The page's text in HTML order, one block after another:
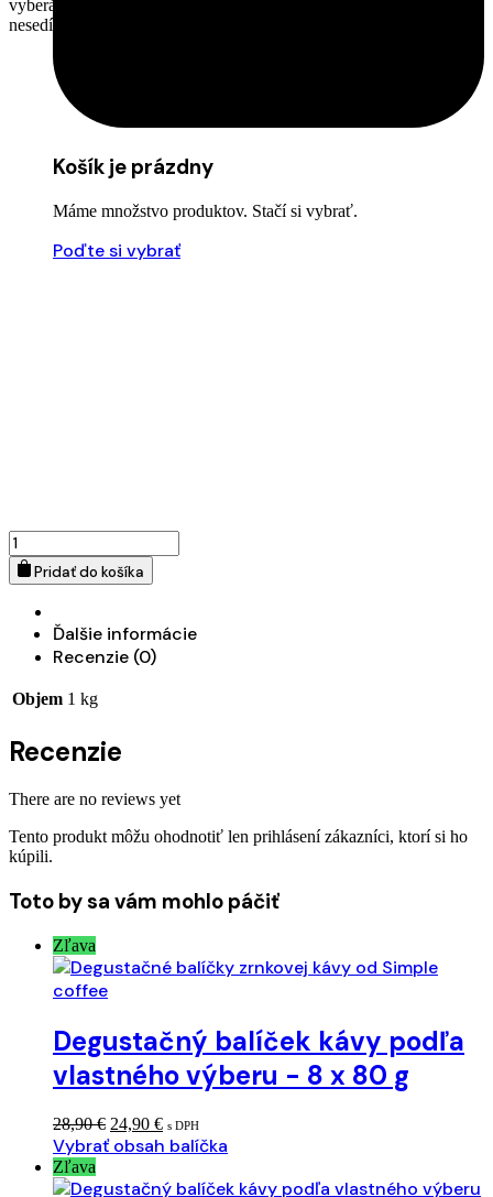
Košík je prázdny
Máme množstvo produktov. Stačí si vybrať.
Poďte si vybrať
vyberáte sami, takže v balíčku nemusí skončiť chuť, ktorá vám
nesedí.
množstvo
Degustačný
balíček
podľa
vlastného
výberu
4
250
g
Pridať do košíka
Ďalšie informácie
Recenzie (0)
Objem 1 kg
Recenzie
There are no reviews yet
Tento produkt môžu ohodnotiť len prihlásení zákazníci, ktorí si ho
kúpili.
Toto by sa vám mohlo páčiť
Zľava
Degustačný balíček kávy podľa
vlastného výberu - 8 x 80 g
28,90€ Pôvodná
cena
28,90 €.
24,90 €Aktuálna
cena
24,90 €.
s DPH
Vybrať obsah balíčka
Zľava